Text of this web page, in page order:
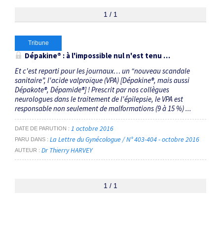
dépakine ×
Dates
Du
RECHERCHER
1 / 1
Tribune
Dépakine® : à l'impossible nul n'est tenu …
Et c'est reparti pour les journaux… un “nouveau scandale
sanitaire”, l'acide valproïque (VPA) [Dépakine®, mais aussi
Dépakote®, Dépamide®] ! Prescrit par nos collègues
neurologues dans le traitement de l'épilepsie, le VPA est
responsable non seulement de malformations (9 à 15 %) ...
DATE DE PARUTION 1 octobre 2016
PARU DANS La Lettre du Gynécologue / N° 403-404 - octobre 2016
AUTEUR Dr Thierry HARVEY
1 / 1